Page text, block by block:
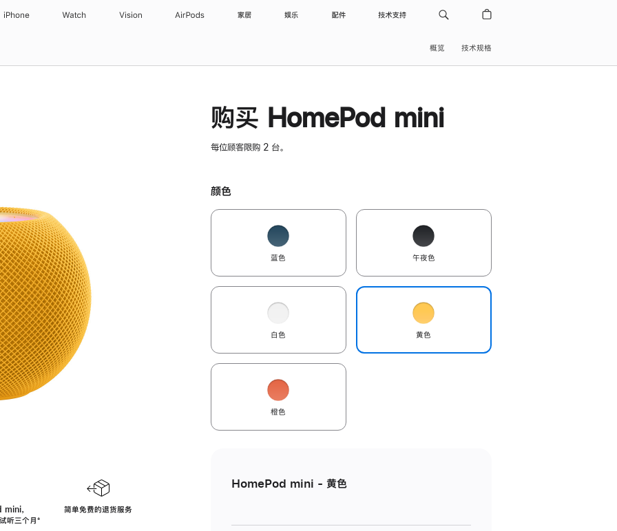
iPhone Watch Vision AirPods 家居 娱乐 配件 技术支持
概览 技术规格
，
听三个月脚
⁺
简单免费的退货服务
购买 HomePod mini
每位顾客限购 2 台。
颜色
蓝色 午夜色
白色 黄色
橙色
HomePod mini - 黄色